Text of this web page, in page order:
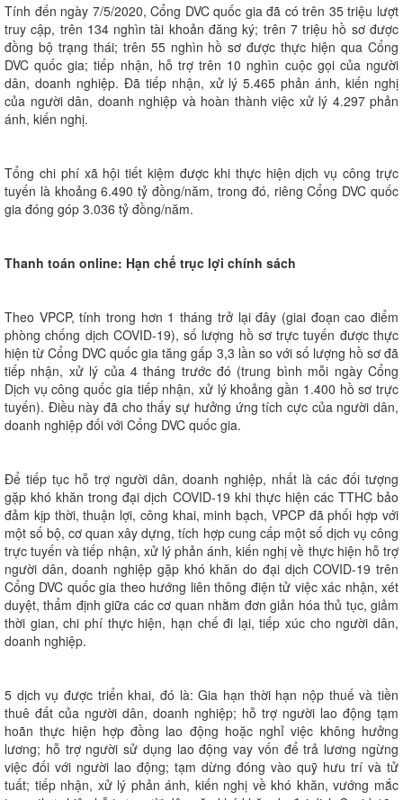
Tính đến ngày 7/5/2020, Cổng DVC quốc gia đã có trên 35 triệu lượt
truy cập, trên 134 nghìn tài khoản đăng ký; trên 7 triệu hồ sơ được
đồng bộ trạng thái; trên 55 nghìn hồ sơ được thực hiện qua Cổng
DVC quốc gia; tiếp nhận, hỗ trợ trên 10 nghìn cuộc gọi của người
dân, doanh nghiệp. Đã tiếp nhận, xử lý 5.465 phản ánh, kiến nghị
của người dân, doanh nghiệp và hoàn thành việc xử lý 4.297 phản
ánh, kiến nghị.
Tổng chi phí xã hội tiết kiệm được khi thực hiện dịch vụ công trực
tuyến là khoảng 6.490 tỷ đồng/năm, trong đó, riêng Cổng DVC quốc
gia đóng góp 3.036 tỷ đồng/năm.
Thanh toán online: Hạn chế trục lợi chính sách
Theo VPCP, tính trong hơn 1 tháng trở lại đây (giai đoạn cao điểm
phòng chống dịch COVID-19), số lượng hồ sơ trực tuyến được thực
hiện từ Cổng DVC quốc gia tăng gấp 3,3 lần so với số lượng hồ sơ đã
tiếp nhận, xử lý của 4 tháng trước đó (trung bình mỗi ngày Cổng
Dịch vụ công quốc gia tiếp nhận, xử lý khoảng gần 1.400 hồ sơ trực
tuyến). Điều này đã cho thấy sự hưởng ứng tích cực của người dân,
doanh nghiệp đối với Cổng DVC quốc gia.
Để tiếp tục hỗ trợ người dân, doanh nghiệp, nhất là các đối tượng
gặp khó khăn trong đại dịch COVID-19 khi thực hiện các TTHC bảo
đảm kịp thời, thuận lợi, công khai, minh bạch, VPCP đã phối hợp với
một số bộ, cơ quan xây dựng, tích hợp cung cấp một số dịch vụ công
trực tuyến và tiếp nhận, xử lý phản ánh, kiến nghị về thực hiện hỗ trợ
người dân, doanh nghiệp gặp khó khăn do đại dịch COVID-19 trên
Cổng DVC quốc gia theo hướng liên thông điện tử việc xác nhận, xét
duyệt, thẩm định giữa các cơ quan nhằm đơn giản hóa thủ tục, giảm
thời gian, chi phí thực hiện, hạn chế đi lại, tiếp xúc cho người dân,
doanh nghiệp.
5 dịch vụ được triển khai, đó là: Gia hạn thời hạn nộp thuế và tiền
thuê đất của người dân, doanh nghiệp; hỗ trợ người lao động tạm
hoãn thực hiện hợp đồng lao động hoặc nghỉ việc không hưởng
lương; hỗ trợ người sử dụng lao động vay vốn để trả lương ngừng
việc đối với người lao động; tạm dừng đóng vào quỹ hưu trí và tử
tuất; tiếp nhận, xử lý phản ánh, kiến nghị về khó khăn, vướng mắc